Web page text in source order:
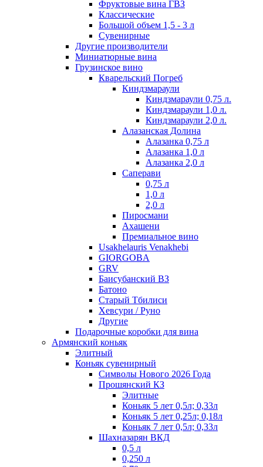
Фруктовые вина ГВЗ
Классические
Большой объем 1,5 - 3 л
Сувенирные
Другие производители
Миниатюрные вина
Грузинское вино
Кварельский Погреб
Киндзмараули
Киндзмараули 0,75 л.
Киндзмараули 1,0 л.
Киндзмараули 2,0 л.
Алазанская Долина
Алазанка 0,75 л
Алазанка 1,0 л
Алазанка 2,0 л
Саперави
0,75 л
1,0 л
2,0 л
Пиросмани
Ахашени
Премиальное вино
Usakhelauris Venakhebi
GIORGOBA
GRV
Баисубанский ВЗ
Батоно
Старый Тбилиси
Хевсури / Руно
Другие
Подарочные коробки для вина
Армянский коньяк
Элитный
Коньяк сувенирный
Символы Нового 2026 Года
Прошянский КЗ
Элитные
Коньяк 5 лет 0,5л; 0,33л
Коньяк 5 лет 0,25л; 0,18л
Коньяк 7 лет 0,5л; 0,33л
Шахназарян ВКД
0,5 л
0,250 л